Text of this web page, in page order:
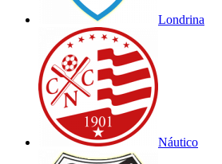
Londrina
Náutico